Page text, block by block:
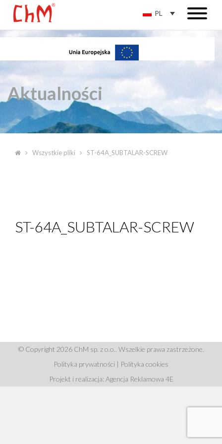
PL
Aktualności
Wszystkie pliki ST-64A_SUBTALAR-SCREW
ST-64A_SUBTALAR-SCREW
© Copyright 2026 ChM sp. z o.o.. Wszelkie prawa zastrzeżone.
Polityka prywatności | Polityka cookies
Projekt i realizacja: Agencja Reklamowa 4E